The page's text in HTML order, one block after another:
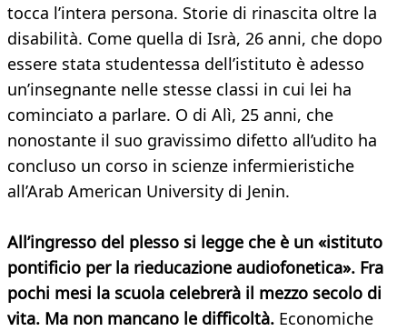
tocca l’intera persona. Storie di rinascita oltre la
disabilità. Come quella di Isrà, 26 anni, che dopo
essere stata studentessa dell’istituto è adesso
un’insegnante nelle stesse classi in cui lei ha
cominciato a parlare. O di Alì, 25 anni, che
nonostante il suo gravissimo difetto all’udito ha
concluso un corso in scienze infermieristiche
all’Arab American University di Jenin.
All’ingresso del plesso si legge che è un «istituto
pontificio per la rieducazione audiofonetica». Fra
pochi mesi la scuola celebrerà il mezzo secolo di
vita. Ma non mancano le difficoltà. Economiche